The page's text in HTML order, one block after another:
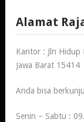
Alamat
Kantor : Jln Hidup
Jawa Barat 15414
Anda bisa
Senin – Sabtu :